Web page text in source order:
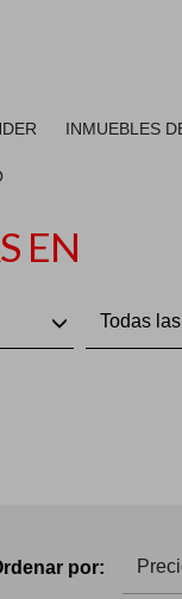
INMUEBLES
EN
Todas
por: